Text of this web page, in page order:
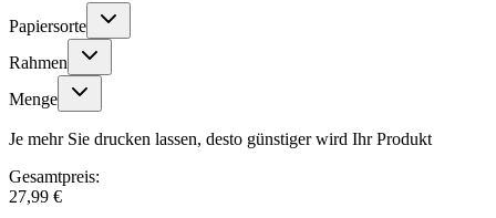
Papiersorte
Rahmen
Menge
Je mehr Sie drucken lassen, desto günstiger wird Ihr Produkt
Gesamtpreis:
27,99 €